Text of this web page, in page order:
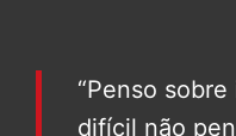
“Penso
difícil não